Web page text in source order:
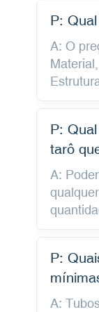
P:
A: O
P:
tarô
A:
P:
A: